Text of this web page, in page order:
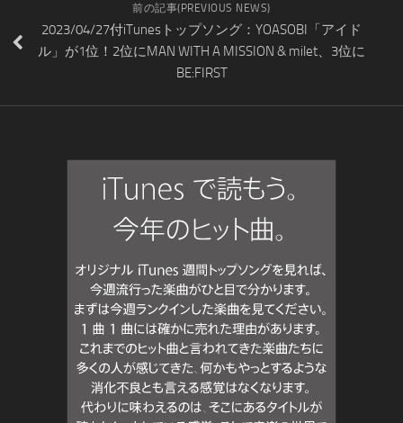
前の記事(PREVIOUS NEWS)
2023/04/27付iTunesトップソング：YOASOBI「アイド
ル」が1位！2位にMAN WITH A MISSION & milet、3位に
BE:FIRST